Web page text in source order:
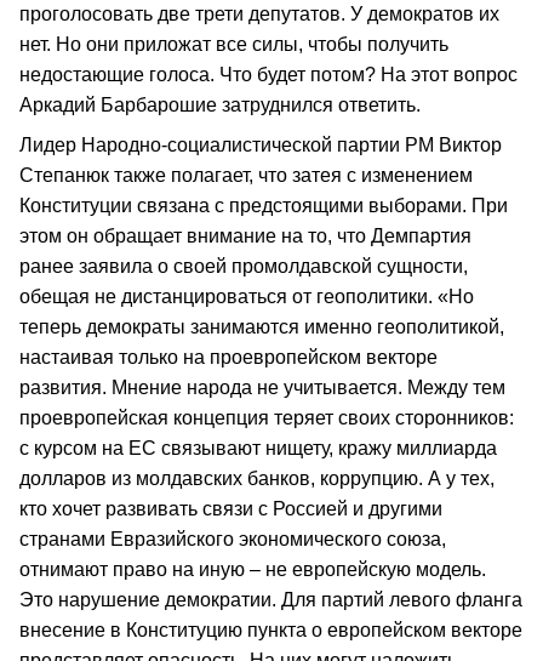
проголосовать две трети депутатов. У демократов их
нет. Но они приложат все силы, чтобы получить
недостающие голоса. Что будет потом? На этот вопрос
Аркадий Барбарошие затруднился ответить.
Лидер Народно-социалистической партии РМ Виктор
Степанюк также полагает, что затея с изменением
Конституции связана с предстоящими выборами. При
этом он обращает внимание на то, что Демпартия
ранее заявила о своей промолдавской сущности,
обещая не дистанцироваться от геополитики. «Но
теперь демократы занимаются именно геополитикой,
настаивая только на проевропейском векторе
развития. Мнение народа не учитывается. Между тем
проевропейская концепция теряет своих сторонников:
с курсом на ЕС связывают нищету, кражу миллиарда
долларов из молдавских банков, коррупцию. А у тех,
кто хочет развивать связи с Россией и другими
странами Евразийского экономического союза,
отнимают право на иную – не европейскую модель.
Это нарушение демократии. Для партий левого фланга
внесение в Конституцию пункта о европейском векторе